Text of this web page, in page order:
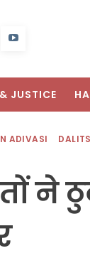
JUSTICE
ADIVASI DALITS